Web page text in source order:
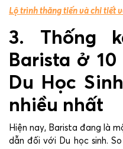
Lộ trình thăng tiến và chi tiết
3. Thống
Barista ở
Du Học
nhiều nhất
Hiện nay, Barista đang là
dẫn đối với Du học sinh.